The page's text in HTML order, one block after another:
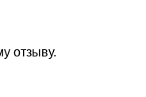
отзыву.